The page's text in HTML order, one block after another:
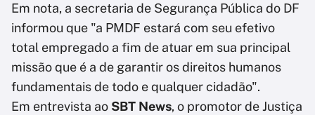
Em nota, a secretaria de Segurança Pública do DF
informou que "a PMDF estará com seu efetivo
total empregado a fim de atuar em sua principal
missão que é a de garantir os direitos humanos
fundamentais de todo e qualquer cidadão".
Em entrevista ao SBT News, o promotor de Justiça